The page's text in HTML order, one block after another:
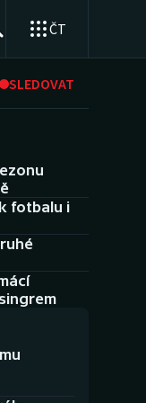
ČT
SLEDOVAT
fotbalu i